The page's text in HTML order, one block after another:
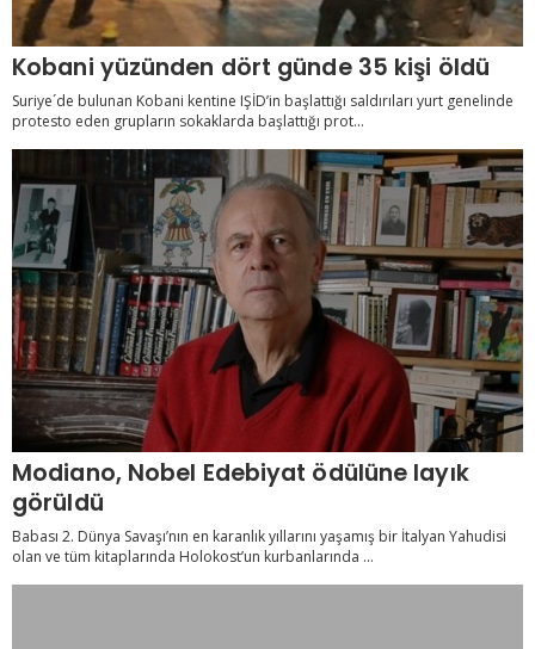
Kobani yüzünden dört günde 35 kişi öldü
Suriye´de bulunan Kobani kentine IŞİD’in başlattığı saldırıları yurt genelinde
protesto eden grupların sokaklarda başlattığı prot...
Modiano, Nobel Edebiyat ödülüne layık
görüldü
Babası 2. Dünya Savaşı’nın en karanlık yıllarını yaşamış bir İtalyan Yahudisi
olan ve tüm kitaplarında Holokost’un kurbanlarında ...